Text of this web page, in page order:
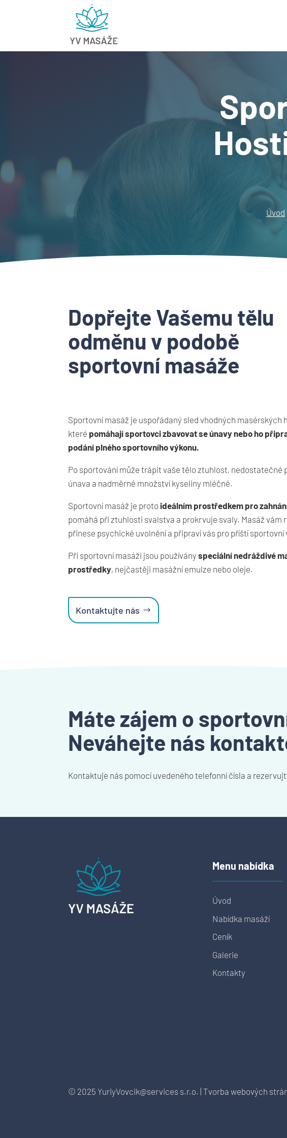
Úvod
Dopřejte Vašemu tělu
odměnu v podobě
sportovní masáže
Sportovní masáž je uspořádaný sled vhodných masérských
které pomáhají sportovci zbavovat se únavy nebo ho
podání plného sportovního výkonu.
Po sportování může trápit vaše tělo ztuhlost, nedostatečné
únava a nadměrné množství kyseliny mléčné.
Sportovní masáž je proto ideálním prostředkem pro
pomáhá při ztuhlosti svalstva a prokrvuje svaly. Masáž vám
přinese psychické uvolnění a připraví vás pro příští sportovní
Při sportovní masáži jsou používányspeciální nedráždivé
prostředky, nejčastěji masážní emulze nebo oleje.
Kontaktujte nás
Máte zájem o
Neváhejte nás
Kontaktuje nás pomocí uvedeného telefonní čísla a
Menu nabídka
Úvod
Nabídka masáží
Ceník
Galerie
Kontakty
© 2025 YuriyVovcik@services s.r.o. |Tvorba webových